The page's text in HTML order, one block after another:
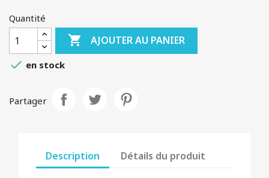
Quantité
 AJOUTER AU PANIER
 en stock
Partager
Description Détails du produit